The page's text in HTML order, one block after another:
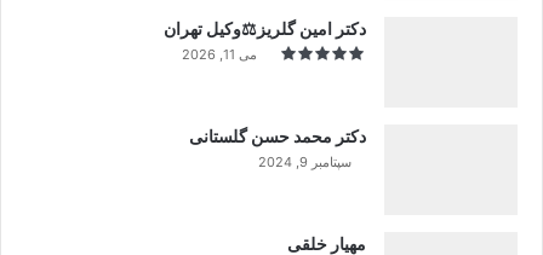
دکتر امین گلریز⚖️وکیل تهران
می 11, 2026
دکتر محمد حسن گلستانی
سپتامبر 9, 2024
مهیار خلقی